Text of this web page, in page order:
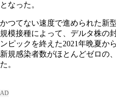
となった。
かつてない速度で進められた新
規模接種によって、デルタ株の
ンピックを終えた2021年晩夏か
新規感染者数がほとんどゼロの
た。